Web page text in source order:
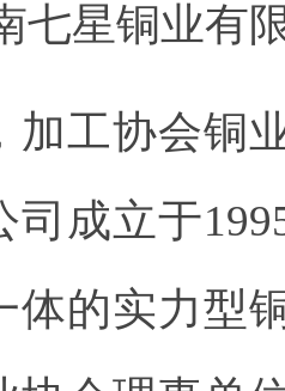
七星铜业有
加工协会铜
司成立于
体的实力型